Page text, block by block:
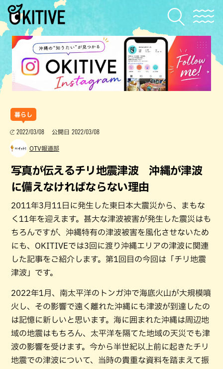
暮らし
2022/03/08 公開日 2022/03/08
OTV報道部
写真が伝えるチリ地震津波 沖縄が津波
に備えなければならない理由
2011年3月11日に発生した東日本大震災から、まもな
く11年を迎えます。甚大な津波被害が発生した震災はも
ちろんですが、沖縄特有の津波被害を風化させないため
にも、OKITIVEでは3回に渡り沖縄エリアの津波に関連
した記事をご紹介します。第1回目の今回は「チリ地震
津波」です。
2022年1月、南太平洋のトンガ沖で海底火山が大規模噴
火し、その影響で遠く離れた沖縄にも津波が到達したの
は記憶に新しいと思います。海に囲まれた沖縄は周辺地
域の地震はもちろん、太平洋を隔てた地域の天災でも津
波の影響を受けます。今から半世紀以上前に起きたチリ
地震での津波について、当時の貴重な資料を踏まえて振